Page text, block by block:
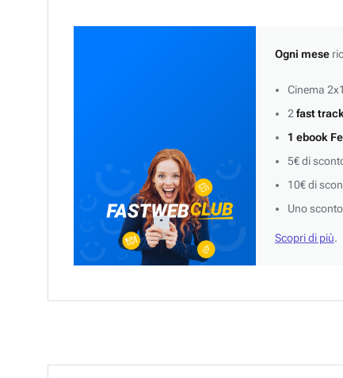
Ogni mese
Cinema
2 fast track
1 ebook
5€ di
10€ di
Uno
Scopri di più.